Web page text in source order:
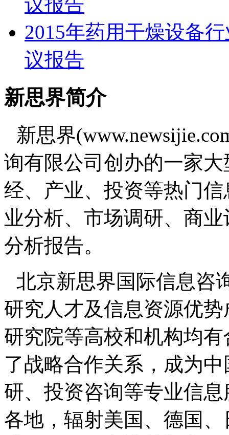
议报告
2015年药用干燥设备
议报告
新思界简介
新思界
询有限公司创办的一家
经、产业、投资等热门
业分析、市场调研、商
分析报告。
北京新思界国际信息咨
研究人才及信息资源优
研究院等高校和机构均
了战略合作关系，成为
研、投资咨询等专业信
各地，辐射美国、德国